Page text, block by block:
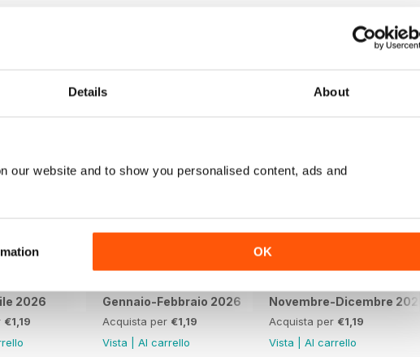
Details About
our website and to show you personalised content, ads and
OK
2026
€1,19
Gennaio-Febbraio 2026
Acquista per €1,19
Vista
Al carrello
Novembre-Dicembre 2025
Acquista per €1,19
Vista
Al carrello